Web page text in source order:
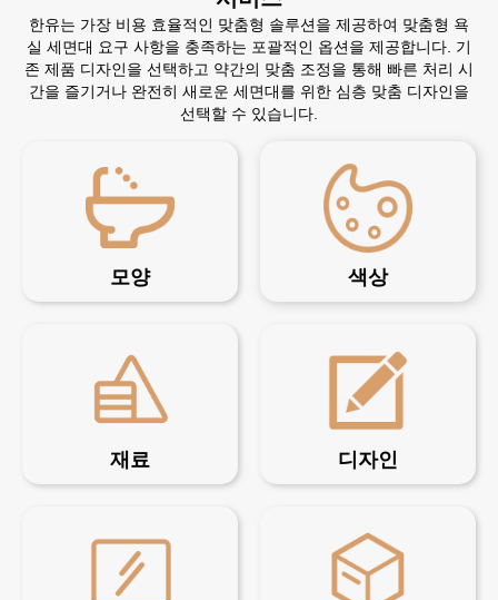
한유는 가장 비용 효율적인 맞춤형 솔루션을 제공하여 맞춤형 욕
실 세면대 요구 사항을 충족하는 포괄적인 옵션을 제공합니다. 기
존 제품 디자인을 선택하고 약간의 맞춤 조정을 통해 빠른 처리 시
간을 즐기거나 완전히 새로운 세면대를 위한 심층 맞춤 디자인을
선택할 수 있습니다.
모양 색상
재료 디자인